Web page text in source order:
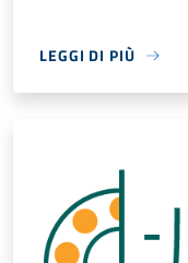
LEGGI DI PIÙ